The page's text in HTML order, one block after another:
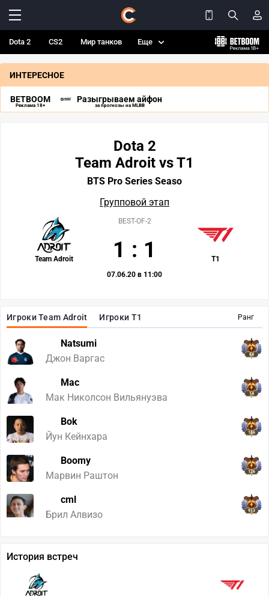
Dota 2 CS2 Мир танков Еще
ИНТЕРЕСНОЕ
BETBOOM
Реклама 18+
Разыгрываем айфон
за прогнозы на MLBB
Ранг
Игроки Team Adroit Игроки T1
Natsumi
Джон Варгас
84
Mac
Мак Николсон Вильянуэва
14
Bok
Йун Кейнхара
186
Boomy
Марвин Раштон
126
cml
Брил Алвизо
913
Dota 2
Team Adroit vs T1
BTS Pro Series Seaso
Групповой этап
Team Adroit T1
BEST-OF-2
1 : 1
07.06.20 в 11:00
История встреч